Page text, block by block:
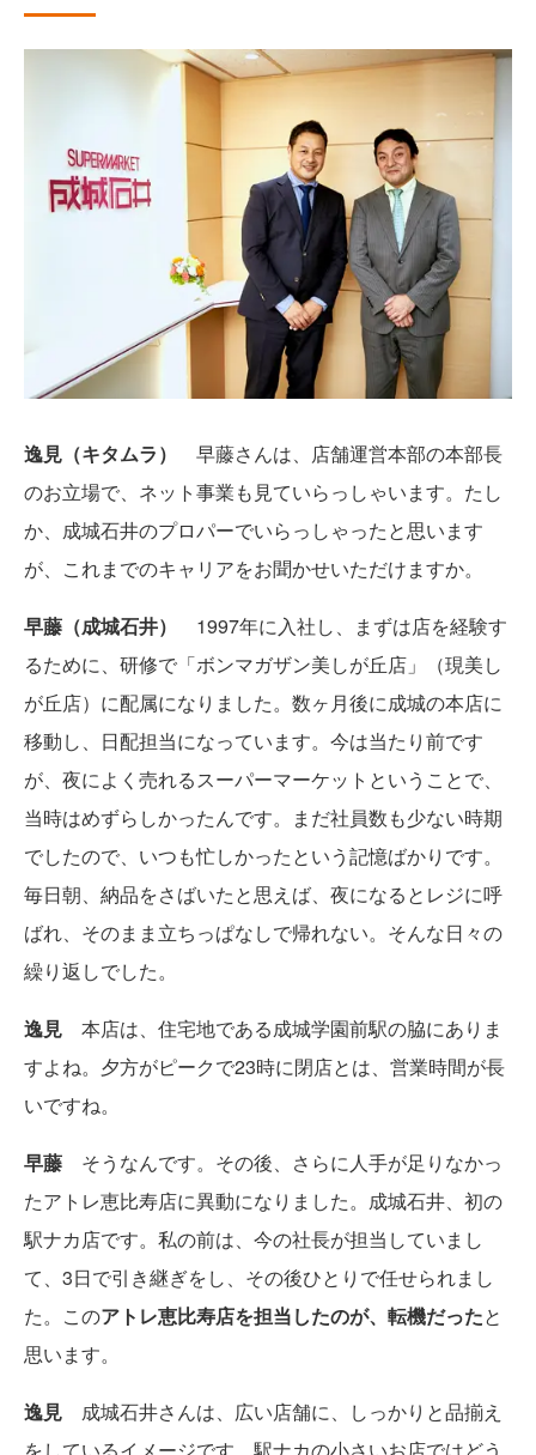
逸見（キタムラ）
早藤さんは、店舗運営本部の本部長
のお立場で、ネット事業も見ていらっしゃいます。たし
か、成城石井のプロパーでいらっしゃったと思います
が、これまでのキャリアをお聞かせいただけますか。
早藤（成城石井）
1997年に入社し、まずは店を経験す
るために、研修で「ボンマガザン美しが丘店」（現美し
が丘店）に配属になりました。数ヶ月後に成城の本店に
移動し、日配担当になっています。今は当たり前です
が、夜によく売れるスーパーマーケットということで、
当時はめずらしかったんです。まだ社員数も少ない時期
でしたので、いつも忙しかったという記憶ばかりです。
毎日朝、納品をさばいたと思えば、夜になるとレジに呼
ばれ、そのまま立ちっぱなしで帰れない。そんな日々の
繰り返しでした。
逸見 本店は、住宅地である成城学園前駅の脇にありま
すよね。夕方がピークで23時に閉店とは、営業時間が長
いですね。
早藤 そうなんです。その後、さらに人手が足りなかっ
たアトレ恵比寿店に異動になりました。成城石井、初の
駅ナカ店です。私の前は、今の社長が担当していまし
て、3日で引き継ぎをし、その後ひとりで任せられまし
た。このアトレ恵比寿店を担当したのが、転機だったと
思います。
逸見 成城石井さんは、広い店舗に、しっかりと品揃え
をしているイメージです。駅ナカの小さいお店ではどう